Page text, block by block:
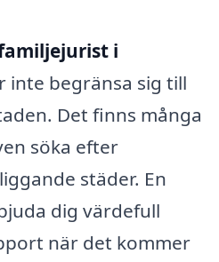
i
inte begränsa sig till
Det finns många
söka efter
städer. En
dig värdefull
när det kommer